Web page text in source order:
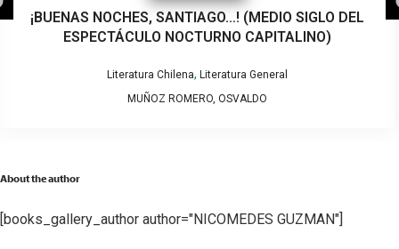
(MEDIO SIGLO DEL
CAPITALINO)
(MAL)
About the author
[books_gallery_author author="NICOMEDES GUZMAN"]